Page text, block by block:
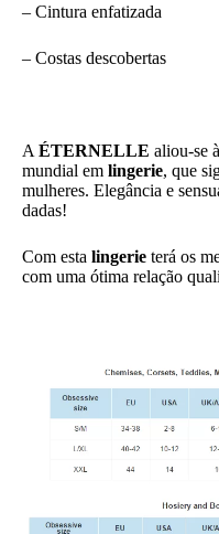
– Cintura enfatizada
– Costas descobertas
A ÉTERNELLE aliou-se
mundial em lingerie, que
mulheres. Elegância e
dadas!
Com esta lingerie terá os
com uma ótima relação